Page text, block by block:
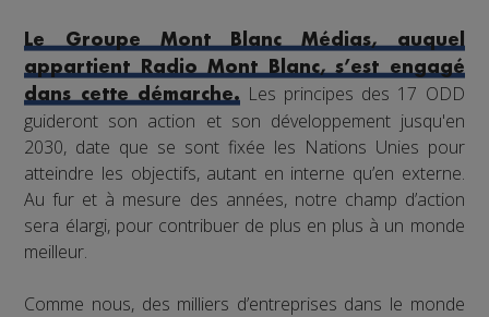
Le Groupe Mont Blanc Médias, auquel
appartient Radio Mont Blanc, s’est engagé
dans cette démarche.Les principes des 17 ODD
guideront son action et son développement jusqu'en
2030, date que se sont fixée les Nations Unies pour
atteindre les objectifs, autant en interne qu’en externe.
Au fur et à mesure des années, notre champ d’action
sera élargi, pour contribuer de plus en plus à un monde
meilleur.
Comme nous, des milliers d’entreprises dans le monde